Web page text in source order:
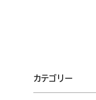
カテゴリー